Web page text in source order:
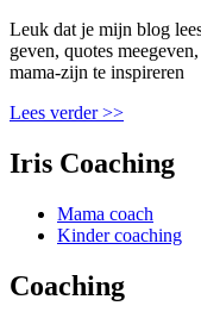
Leuk dat je mijn blog
geven, quotes
mama-zijn te inspireren
Lees verder >>
Iris Coaching
Mama coach
Kinder coaching
Coaching